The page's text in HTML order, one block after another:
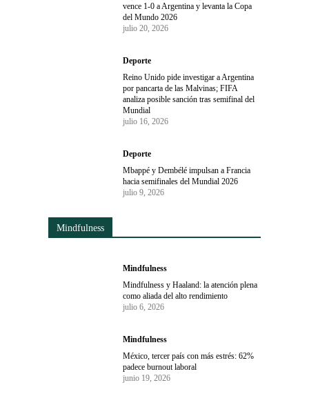
vence 1-0 a Argentina y levanta la Copa
del Mundo 2026
julio 20, 2026
Deporte
Reino Unido pide investigar a Argentina
por pancarta de las Malvinas; FIFA
analiza posible sanción tras semifinal del
Mundial
julio 16, 2026
Deporte
Mbappé y Dembélé impulsan a Francia
hacia semifinales del Mundial 2026
julio 9, 2026
Mindfulness
Mindfulness
Mindfulness y Haaland: la atención plena
como aliada del alto rendimiento
julio 6, 2026
Mindfulness
México, tercer país con más estrés: 62%
padece burnout laboral
junio 19, 2026